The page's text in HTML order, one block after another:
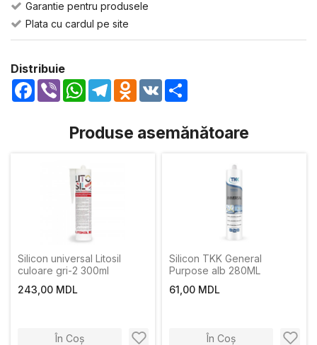
Garantie pentru produsele
Plata cu cardul pe site
Distribuie
Facebook
Viber WhatsApp
TelegramOdnoklassniki
VK
Produse asemănătoare
Silicon universal Litosil
culoare gri-2 300ml
243,00 MDL
În Coș
Silicon TKK General
Purpose alb 280ML
61,00 MDL
În Coș